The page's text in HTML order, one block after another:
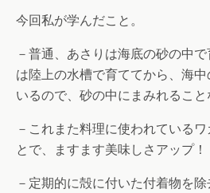
今回私が学んだこと。
－普通、あさりは海底の砂の中
は陸上の水槽で育ててから、海
いるので、砂の中にまみれること
－これまた料理に使われている
とで、ますます美味しさアップ！
－定期的に殻に付いた付着物を